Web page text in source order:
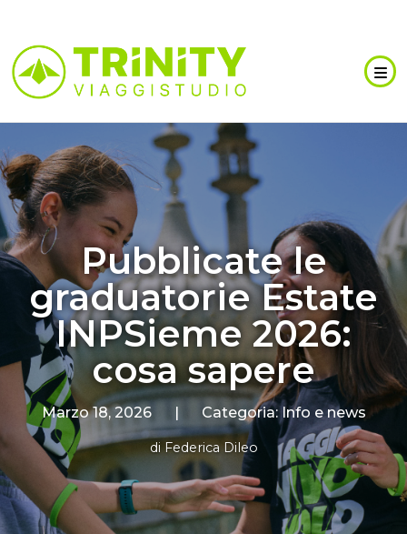
Pubblicate le
graduatorie Estate
INPSieme 2026:
cosa sapere
Marzo 18, 2026 | Categoria: Info e news
di Federica Dileo